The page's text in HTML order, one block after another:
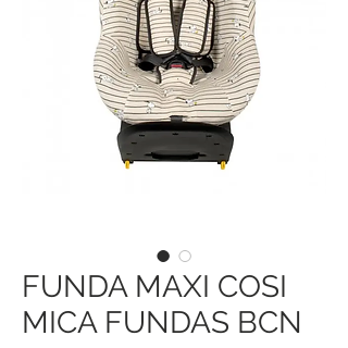
FUNDA MAXI COSI
MICA FUNDAS BCN